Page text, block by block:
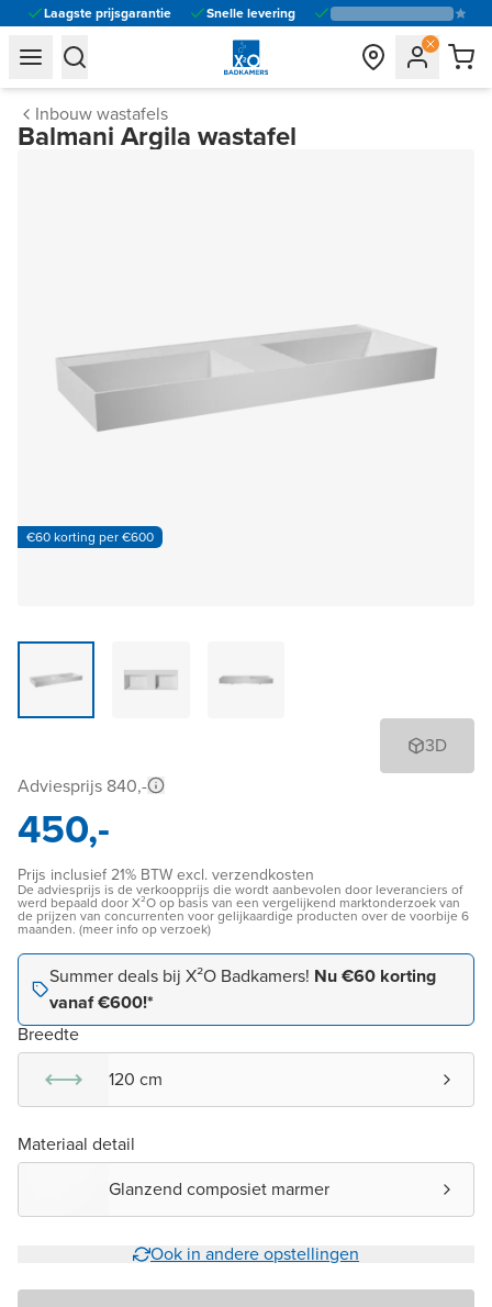
Laagste prijsgarantie Snelle levering
general.navigation.toggle_menu.label
general.navigation.toggle_menu.label
Inbouw wastafels
Balmani Argila wastafel
€60 korting per €600
3D
Adviesprijs 840,-
450,-
Prijs inclusief 21% BTW excl. verzendkosten
De adviesprijs is de verkoopprijs die wordt aanbevolen door leveranciers of
werd bepaald door X²O op basis van een vergelijkend marktonderzoek van
de prijzen van concurrenten voor gelijkaardige producten over de voorbije 6
maanden. (meer info op verzoek)
Summer deals bij X²O Badkamers! Nu €60 korting
vanaf €600!*
Breedte
120 cm
Materiaal detail
Glanzend composiet marmer
Ook in andere opstellingen